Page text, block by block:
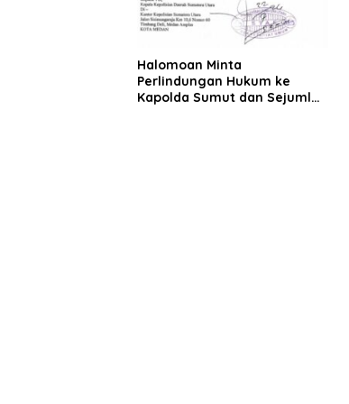
Halomoan Minta
Perlindungan Hukum ke
Kapolda Sumut dan Sejumlah